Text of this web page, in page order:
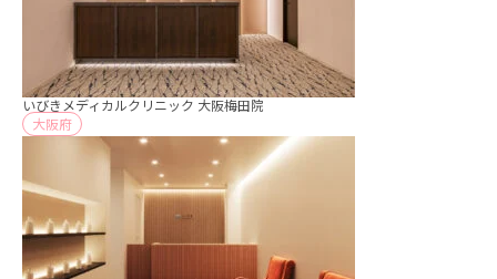
いびきメディカルクリニック 大阪梅田院
大阪府